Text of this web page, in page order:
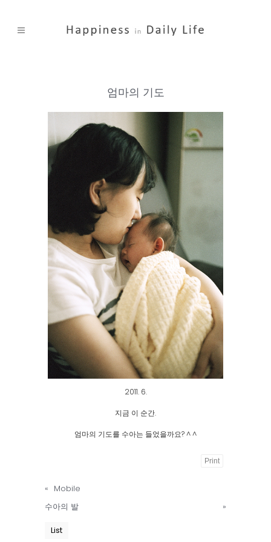
엄마의 기도
2011. 6.
지금 이 순간.
엄마의 기도를 수아는 들었을까요? ^ ^
Print
« Mobile
수아의 발
»
List